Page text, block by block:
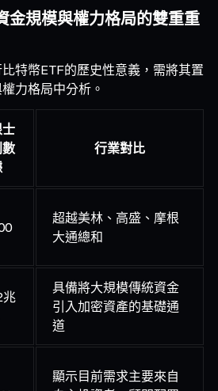
金規模與權力格局的雙重重
特幣ETF的歷史性意義，需將其置
力格局中分析。
行業對比
超越美林、高盛、摩根
大通總和
兆
具備將大規模傳統資金
引入加密資產的基礎通
道
顯示目前需求主要來自